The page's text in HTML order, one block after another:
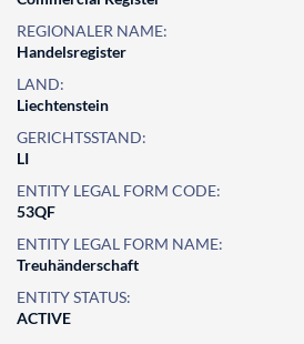
REGIONALER NAME:
Handelsregister
LAND:
Liechtenstein
GERICHTSSTAND:
LI
ENTITY LEGAL FORM CODE:
53QF
ENTITY LEGAL FORM NAME:
Treuhänderschaft
ENTITY STATUS:
ACTIVE